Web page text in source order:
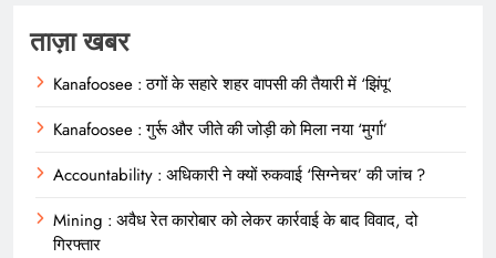
ताज़ा खबर
Kanafoosee : ठगों के सहारे शहर वापसी की तैयारी में ‘झिंपू’
Kanafoosee : गुर्रू और जीते की जोड़ी को मिला नया ‘मुर्गा’
Accountability : अधिकारी ने क्यों रुकवाई ‘सिग्नेचर’ की जांच ?
Mining : अवैध रेत कारोबार को लेकर कार्रवाई के बाद विवाद, दो
गिरफ्तार